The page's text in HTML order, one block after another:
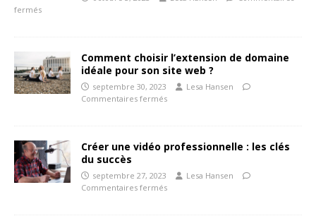
fermés
Comment choisir l’extension de domaine
idéale pour son site web ?
septembre 30, 2023
Lesa Hansen
Commentaires fermés
Créer une vidéo professionnelle : les clés
du succès
septembre 27, 2023
Lesa Hansen
Commentaires fermés